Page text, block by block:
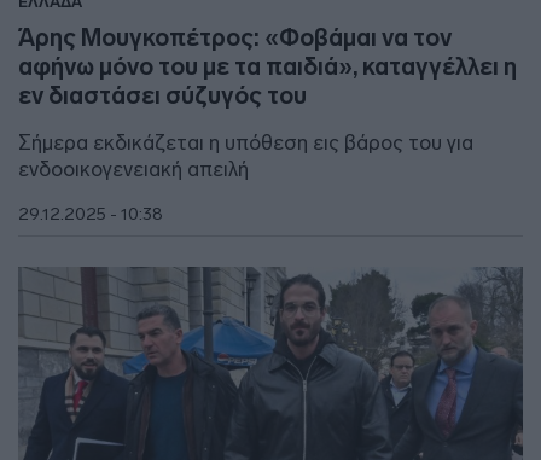
Άρης Μουγκοπέτρος: «Φοβάμαι να τον
αφήνω μόνο του με τα παιδιά», καταγγέλλει η
εν διαστάσει σύζυγός του
Σήμερα εκδικάζεται η υπόθεση εις βάρος του για
ενδοοικογενειακή απειλή
29.12.2025 - 10:38